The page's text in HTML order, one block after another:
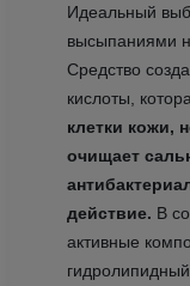
Идеальный
высыпаниями
Средство
кислоты,
клетки кожи,
очищает
действие. В
активные